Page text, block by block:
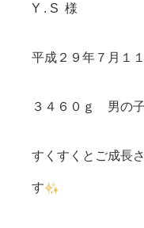
Y . S 様
平成２９年７月１
３４６０ｇ 男の
すくすくとご成長
す